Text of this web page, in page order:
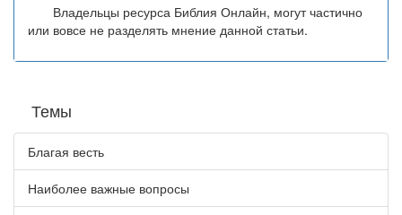
Владельцы ресурса Библия Онлайн, могут частично
или вовсе не разделять мнение данной статьи.
Темы
Благая весть
Наиболее важные вопросы